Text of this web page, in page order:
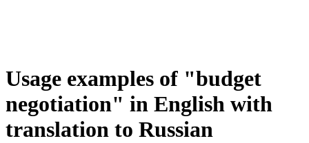
Usage examples of "budget
negotiation" in English with
translation to Russian